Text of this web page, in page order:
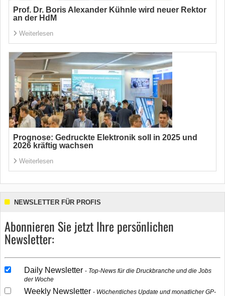
Prof. Dr. Boris Alexander Kühnle wird neuer Rektor
an der HdM
Weiterlesen
Prognose: Gedruckte Elektronik soll in 2025 und
2026 kräftig wachsen
Weiterlesen
NEWSLETTER FÜR PROFIS
Abonnieren Sie jetzt Ihre persönlichen
Newsletter:
Daily Newsletter
Top-News für die Druckbranche und die Jobs
der Woche
Weekly Newsletter
Wöchentliches Update und monatlicher GP-